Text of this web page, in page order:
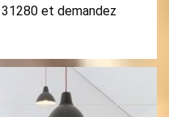
et demandez